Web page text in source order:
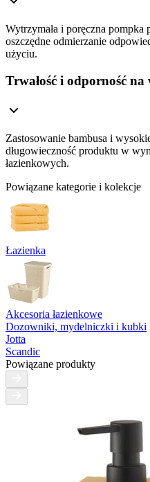
Wytrzymała i poręczna pompka
oszczędne odmierzanie
użyciu.
Trwałość i odporność na
Zastosowanie bambusa i
długowieczność produktu w
łazienkowych.
Powiązane kategorie i kolekcje
Łazienka
Akcesoria łazienkowe
Dozowniki, mydelniczki i kubki
Jotta
Scandic
Powiązane produkty